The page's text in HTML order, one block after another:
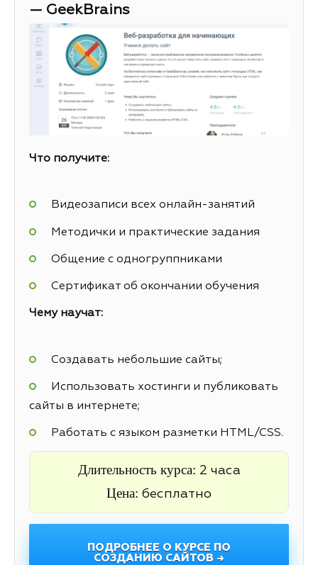
— GeekBrains
Что получите:
Видеозаписи всех онлайн-занятий
Методички и практические задания
Общение с одногруппниками
Сертификат об окончании обучения
Чему научат:
Создавать небольшие сайты;
Использовать хостинги и публиковать
сайты в интернете;
Работать с языком разметки HTML/CSS.
Длительность курса: 2 часа
Цена: бесплатно
ПОДРОБНЕЕ О КУРСЕ ПО
СОЗДАНИЮ САЙТОВ →